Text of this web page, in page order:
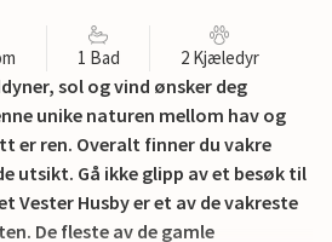
1 Bad 2 Kjæledyr
sol og vind ønsker deg
unike naturen mellom hav og
er ren. Overalt finner du vakre
utsikt. Gå ikke glipp av et besøk til
Vester Husby er et av de vakreste
De fleste av de gamle